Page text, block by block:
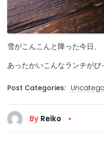
雪がこんこんと降った今日、
あったかいこんなランチがぴ
Post Categories:
By Reiko